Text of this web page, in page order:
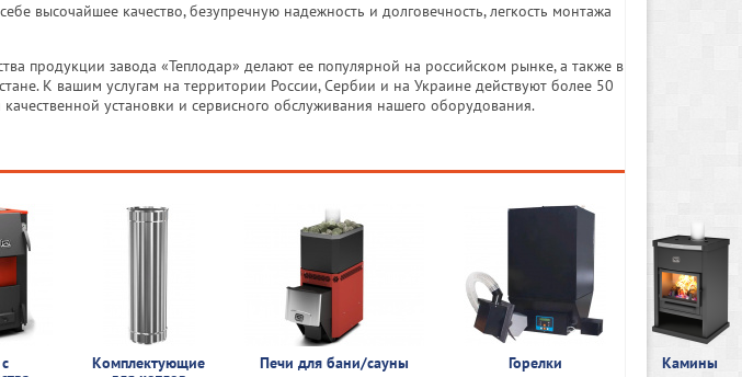
высочайшее качество, безупречную надежность и долговечность, легкость монтажа
продукции завода «Теплодар» делают ее популярной на российском рынке, а также в
К вашим услугам на территории России, Сербии и на Украине действуют более 50
установки и сервисного обслуживания нашего оборудования.
Комплектующие Печи для бани/сауны Горелки Камины